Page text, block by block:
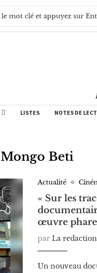
LISTES NOTES DE
Mongo Beti
Actualité
« Sur les
œuvre phare
par La redaction
Un nouveau